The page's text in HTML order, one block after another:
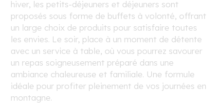
hiver, les petits-déjeuners et déjeuners sont
proposés sous forme de buffets à volonté, offrant
un large choix de produits pour satisfaire toutes
les envies. Le soir, place à un moment de détente
avec un service à table, où vous pourrez savourer
un repas soigneusement préparé dans une
ambiance chaleureuse et familiale. Une formule
idéale pour profiter pleinement de vos journées en
montagne.